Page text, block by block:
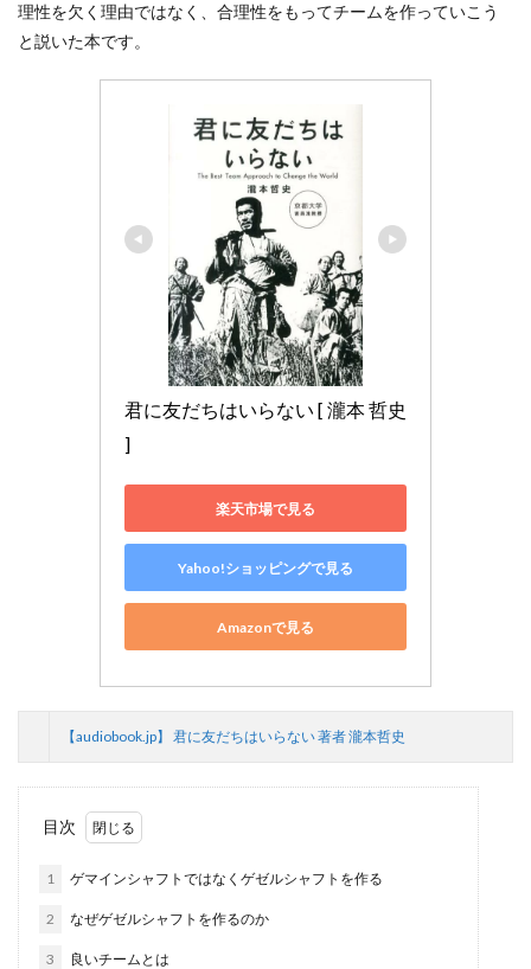
理性を欠く理由ではなく、合理性をもってチームを作っていこう
と説いた本です。
君に友だちはいらない [ 瀧本 哲史
]
楽天市場で見る
Yahoo!ショッピングで見る
Amazonで見る
【audiobook.jp】 君に友だちはいらない 著者 瀧本哲史
目次
1 ゲマインシャフトではなくゲゼルシャフトを作る
2 なぜゲゼルシャフトを作るのか
3 良いチームとは